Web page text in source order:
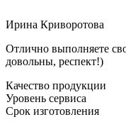
Ирина Криворотова
Отлично выполняете
довольны, респект!)
Качество продукции
Уровень сервиса
Срок изготовления